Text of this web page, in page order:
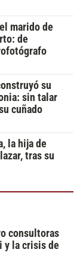
marido de
de
su
sin talar
cuñado
la hija de
tras su
consultoras
y la crisis de